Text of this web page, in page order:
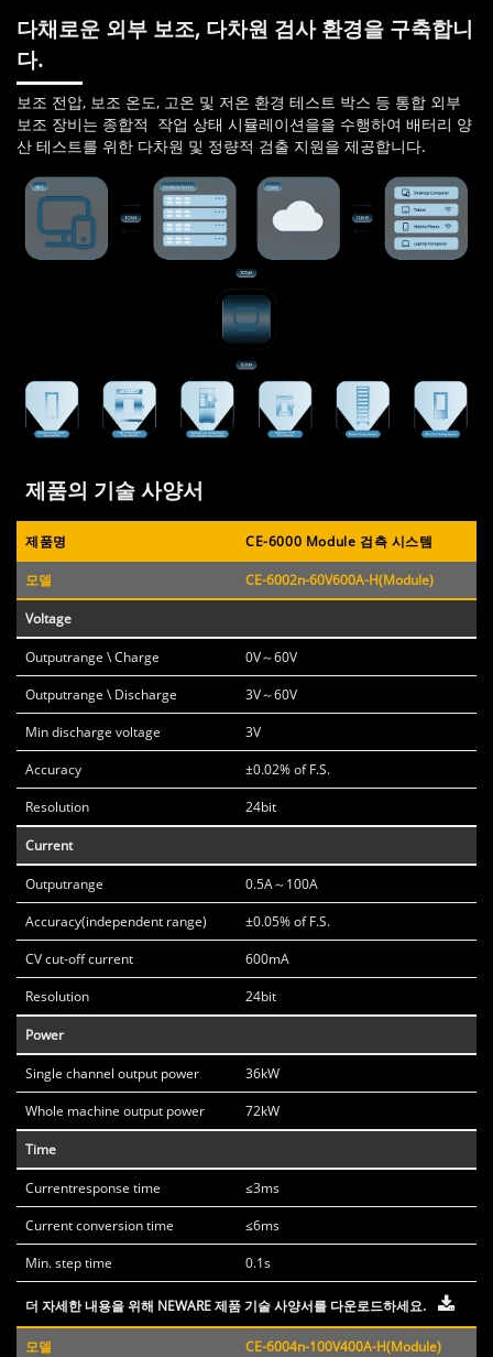
다채로운 외부 보조, 다차원 검사 환경을 구축합니
다.
보조 전압, 보조 온도, 고온 및 저온 환경 테스트 박스 등 통합 외부
보조 장비는 종합적 작업 상태 시뮬레이션을을 수행하여 배터리 양
산 테스트를 위한 다차원 및 정량적 검출 지원을 제공합니다.
제품의 기술 사양서
제품명 CE-6000 Module 검측 시스템
모델 CE-6002n-60V600A-H(Module)
Voltage
Outputrange \ Charge
0V～60V
Outputrange \ Discharge
3V～60V
Min discharge voltage
3V
Accuracy
±0.02% of F.S.
Resolution
24bit
Current
Outputrange
0.5A～100A
Accuracy(independent range)
±0.05% of F.S.
CV cut-off current
600mA
Resolution
24bit
Power
Single channel output power
36kW
Whole machine output power
72kW
Time
Currentresponse time
≤3ms
Current conversion time
≤6ms
Min. step time
0.1s
더 자세한 내용을 위해 NEWARE 제품 기술 사양서를 다운로드하세요.
모델 CE-6004n-100V400A-H(Module)